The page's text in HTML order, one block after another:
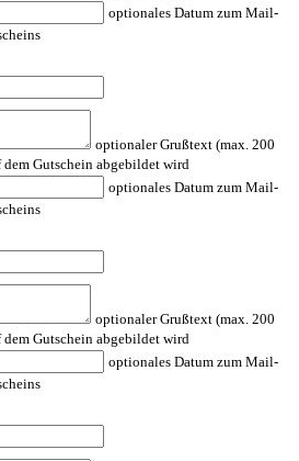
optionales Datum zum Mail-
optionaler Grußtext (max. 200
dem Gutschein abgebildet wird
optionales Datum zum Mail-
optionaler Grußtext (max. 200
dem Gutschein abgebildet wird
optionales Datum zum Mail-